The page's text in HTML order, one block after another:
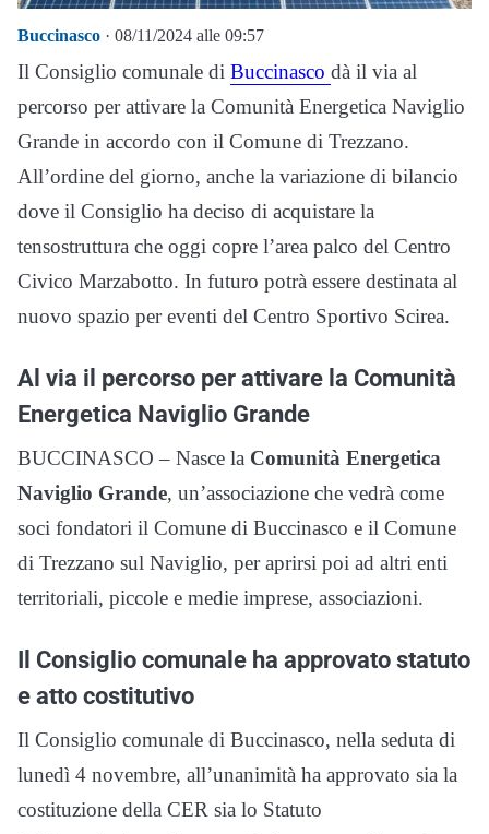
Buccinasco · 08/11/2024 alle 09:57
Il Consiglio comunale di Buccinasco dà il via al
percorso per attivare la Comunità Energetica Naviglio
Grande in accordo con il Comune di Trezzano.
All’ordine del giorno, anche la variazione di bilancio
dove il Consiglio ha deciso di acquistare la
tensostruttura che oggi copre l’area palco del Centro
Civico Marzabotto. In futuro potrà essere destinata al
nuovo spazio per eventi del Centro Sportivo Scirea.
Al via il percorso per attivare la Comunità
Energetica Naviglio Grande
BUCCINASCO – Nasce la Comunità Energetica
Naviglio Grande, un’associazione che vedrà come
soci fondatori il Comune di Buccinasco e il Comune
di Trezzano sul Naviglio, per aprirsi poi ad altri enti
territoriali, piccole e medie imprese, associazioni.
Il Consiglio comunale ha approvato statuto
e atto costitutivo
Il Consiglio comunale di Buccinasco, nella seduta di
lunedì 4 novembre, all’unanimità ha approvato sia la
costituzione della CER sia lo Statuto